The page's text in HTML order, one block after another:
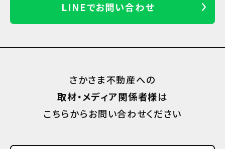
LINEでお問い合わせ
さかさま不動産への
取材・メディア関係者様は
こちらからお問い合わせください